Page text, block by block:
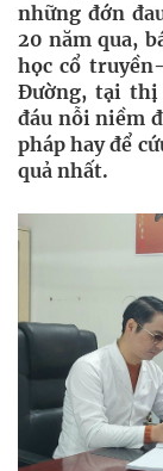
những đớn
20 năm qua,
học cổ
Đường, tại thị
đáu nỗi niềm
pháp hay để
quả nhất.